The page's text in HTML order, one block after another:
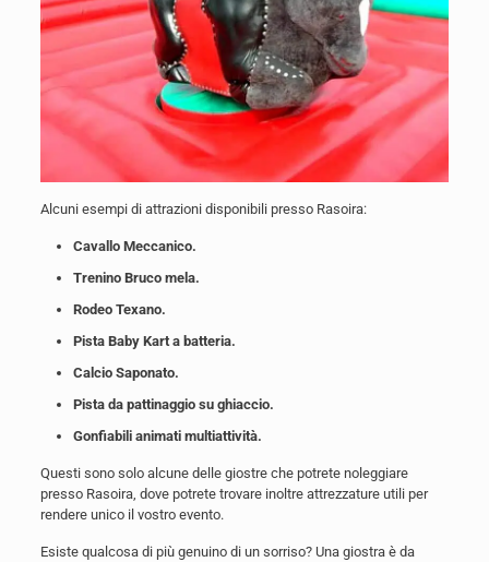
Alcuni esempi di attrazioni disponibili presso Rasoira:
Cavallo Meccanico.
Trenino Bruco mela.
Rodeo Texano.
Pista Baby Kart a batteria.
Calcio Saponato.
Pista da pattinaggio su ghiaccio.
Gonfiabili animati multiattività.
Questi sono solo alcune delle giostre che potrete noleggiare
presso Rasoira, dove potrete trovare inoltre attrezzature utili per
rendere unico il vostro evento.
Esiste qualcosa di più genuino di un sorriso? Una giostra è da